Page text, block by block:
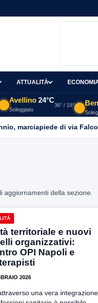
ATTUALITÀ
Avellino 24°C
Soleggiato
36° / 19°
marciapiede di via
aggiornamenti della sezione.
territoriale e nuovi
organizzativi:
OPI Napoli e
2026
una vera integrazione